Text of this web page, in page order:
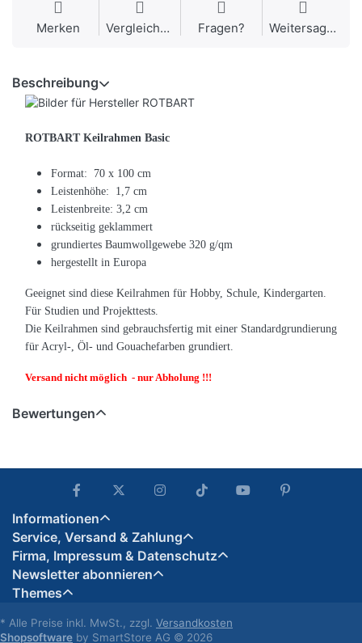
Merken Vergleichen Fragen? Weitersagen
Beschreibung
ROTBART Keilrahmen Basic
Format: 70 x 100 cm
Leistenhöhe: 1,7 cm
Leistenbreite: 3,2 cm
rückseitig geklammert
grundiertes Baumwollgewebe 320 g/qm
hergestellt in Europa
Geeignet sind diese Keilrahmen für Hobby, Schule, Kindergarten.
Für Studien und Projekttests.
Die Keilrahmen sind gebrauchsfertig mit einer Standardgrundierung
für Acryl-, Öl- und Gouachefarben grundiert.
Versand nicht möglich - nur Abholung !!!
Bewertungen
Informationen
Service, Versand & Zahlung
Firma, Impressum & Datenschutz
Newsletter abonnieren
Themes
* Alle Preise inkl. MwSt., zzgl. Versandkosten
Shopsoftware by SmartStore AG © 2026